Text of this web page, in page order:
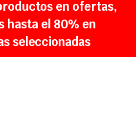
en ofertas,
hasta el 80% en
seleccionadas